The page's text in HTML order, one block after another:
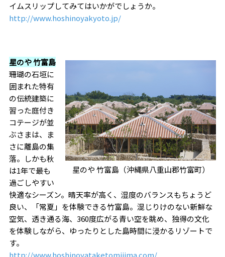
イムスリップしてみてはいかがでしょうか。
http://www.hoshinoyakyoto.jp/
星のや 竹富島（沖縄県八重山郡竹富町）
星のや 竹富島
珊瑚の石垣に
囲まれた特有
の伝統建築に
習った庭付き
コテージが並
ぶさまは、ま
さに離島の集
落。しかも秋
は1年で最も
過ごしやすい
快適なシーズン。晴天率が高く、湿度のバランスもちょうど
良い、「常夏」を体験できる竹富島。混じりけのない新鮮な
空気、透き通る海、360度広がる青い空を眺め、独得の文化
を体験しながら、ゆったりとした島時間に浸かるリゾートで
す。
http://www.hoshinoyataketomijima.com/